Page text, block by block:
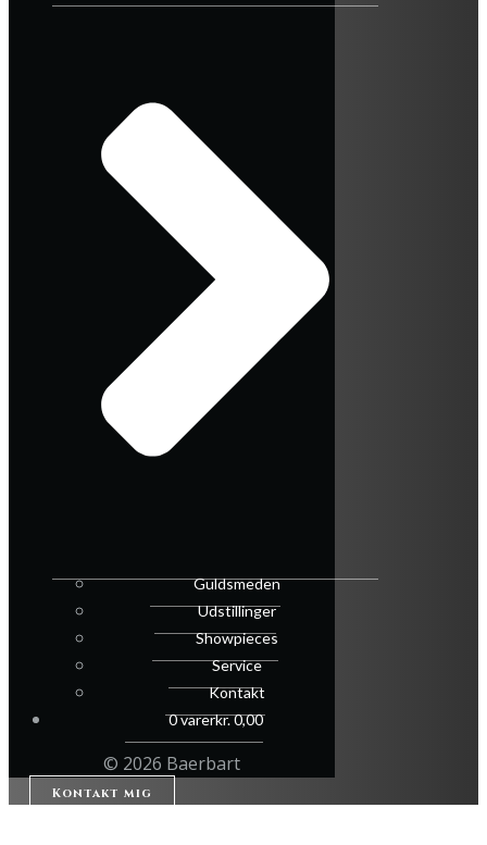
Guldsmeden
Udstillinger
Showpieces
Service
Kontakt
0 varerkr. 0,00
© 2026 Baerbart
Kontakt mig